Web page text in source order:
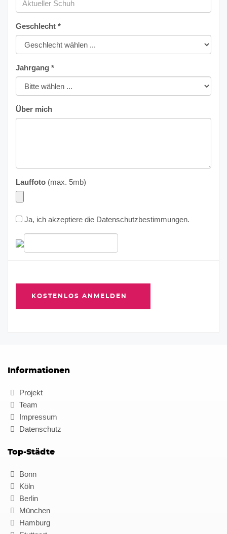
Geschlecht *
Jahrgang *
Über mich
Lauffoto (max. 5mb)
Ja, ich akzeptiere die Datenschutzbestimmungen.
Informationen
Projekt
Team
Impressum
Datenschutz
Top-Städte
Bonn
Köln
Berlin
München
Hamburg